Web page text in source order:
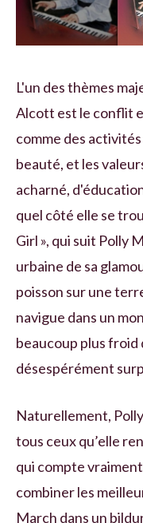
L'un des thèmes
Alcott est le conflit
comme des
beauté, et les
acharné,
quel côté elle se
Girl », qui suit Polly
urbaine de sa
poisson sur une
navigue dans un
beaucoup plus froid
désespérément
Naturellement,
tous ceux qu’elle
qui compte
combiner les
March dans un